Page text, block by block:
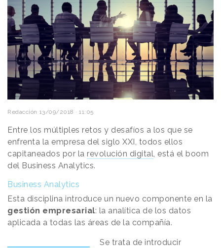
Redacción 13/09/2018 · 11:05
Entre los múltiples retos y desafíos a los que se
enfrenta la empresa del siglo XXI, todos ellos
capitaneados por la revolución digital, está el boom
del Business Analytics.
Business Analytics
Esta disciplina introduce un nuevo componente en la
gestión empresarial: la analítica de los datos
aplicada a todas las áreas de la compañía.
Se trata de introducir